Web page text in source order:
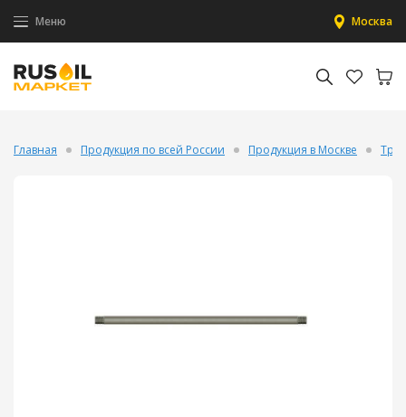
Меню Москва
Главная Продукция по всей России Продукция в Москве